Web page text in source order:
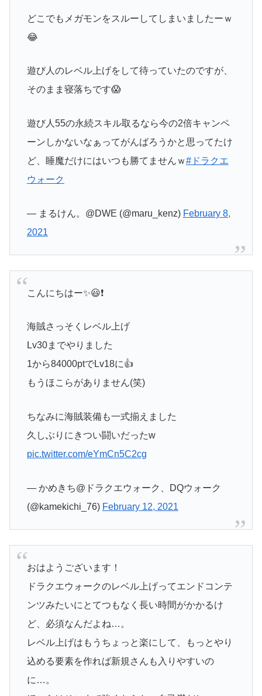
どこでもメガモンをスルーしてしまいましたーｗ
😂
遊び人のレベル上げをして待っていたのですが、
そのまま寝落ちです😱
遊び人55の永続スキル取るなら今の2倍キャンペ
ーンしかないなぁってがんばろうかと思ってたけ
ど、睡魔だけにはいつも勝てませんｗ#ドラクエ
ウォーク
— まるけん。@DWE (@maru_kenz) February 8,
2021
こんにちはー✨😃❗
海賊さっそくレベル上げ
Lv30までやりました
1から84000ptでLv18に👍️
もうほこらがありません(笑)
ちなみに海賊装備も一式揃えました
久しぶりにきつい闘いだったw
pic.twitter.com/eYmCn5C2cg
— かめきち@ドラクエウォーク、DQウォーク
(@kamekichi_76) February 12, 2021
おはようございます！
ドラクエウォークのレベル上げってエンドコンテ
ンツみたいにとてつもなく長い時間がかかるけ
ど、必須なんだよね…。
レベル上げはもうちょっと楽にして、もっとやり
込める要素を作れば新規さんも入りやすいの
に…。